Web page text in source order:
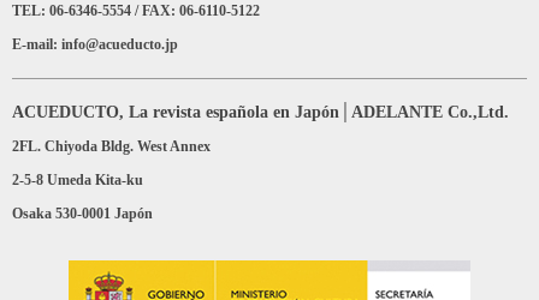
TEL: 06-6346-5554 / FAX: 06-6110-5122
E-mail: info@acueducto.jp
ACUEDUCTO, La revista española en Japón│ADELANTE Co.,Ltd.
2FL. Chiyoda Bldg. West Annex
2-5-8 Umeda Kita-ku
Osaka 530-0001 Japón